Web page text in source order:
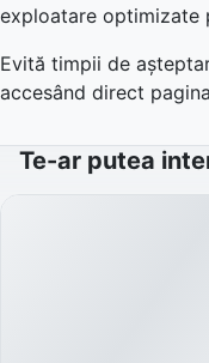
exploatare optimizate
Evită timpii de
accesând direct
Te-ar putea